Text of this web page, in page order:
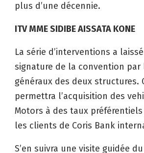
plus d’une décennie.
ITV MME SIDIBE AISSATA KONE
La série d’interventions a
signature de la convention par
généraux des deux structures.
permettra l’acquisition des
Motors à des taux
les clients de Coris Bank
S’en suivra une visite guidée